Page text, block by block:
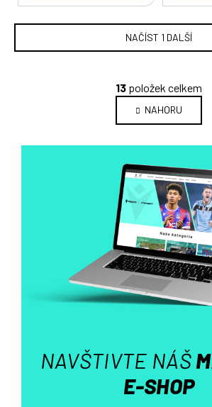
O
v
l
á
d
c
í
p
r
v
k
y
v
ý
u
NAČÍST 1 DALŠÍ
13 položek celkem
NAHORU
NAVŠTIVTE NÁŠ
E-SHOP